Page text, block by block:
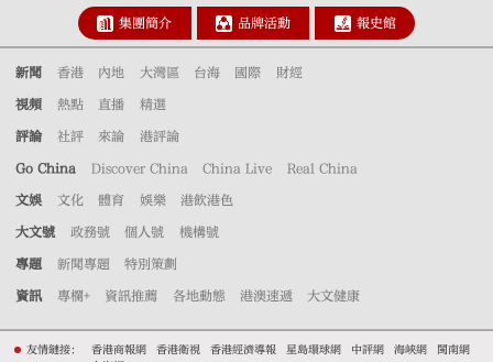
集團簡介 品牌活動 報史館
新聞 香港 內地 大灣區 台海 國際 財經
視頻 熱點 直播 精選
評論 社評 來論 港評論
Go China Discover China China Live Real China
文娛 文化 體育 娛樂 港飲港色
大文號 政務號 個人號 機構號
專題 新聞專題 特別策劃
資訊 專欄+ 資訊推薦 各地動態 港澳速遞 大文健康
友情鏈接： 香港商報網 香港衛視 香港經濟導報 星島環球網 中評網 海峽網
閩南網